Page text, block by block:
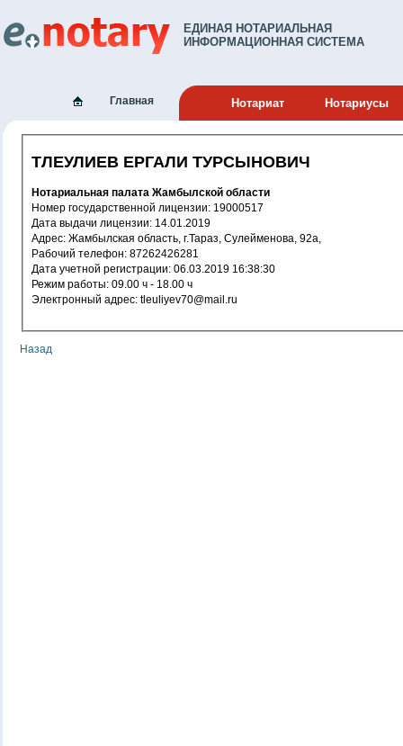
ЕДИНАЯ НОТАРИАЛЬНАЯ
ИНФОРМАЦИОННАЯ СИСТЕМА
Главная Нотариат Нотариусы
ТЛЕУЛИЕВ ЕРГАЛИ ТУРСЫНОВИЧ
Нотариальная палата Жамбылской области
Номер государственной лицензии: 19000517
Дата выдачи лицензии: 14.01.2019
Адрес: Жамбылская область, г.Тараз, Сулейменова, 92а,
Рабочий телефон: 87262426281
Дата учетной регистрации: 06.03.2019 16:38:30
Режим работы: 09.00 ч - 18.00 ч
Электронный адрес: tleuliyev70@mail.ru
Назад